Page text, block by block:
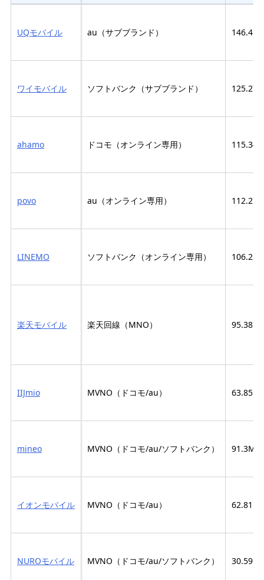
UQモバイル au（サブブランド）
ワイモバイル ソフトバンク（サブブランド）
ahamo ドコモ（オンライン専用）
povo au（オンライン専用）
LINEMO ソフトバンク（オンライン専用）
楽天モバイル 楽天回線（MNO）
IIJmio MVNO（ドコモ/au）
mineo MVNO（ドコモ/au/ソフトバンク）
イオンモバイル MVNO（ドコモ/au）
NUROモバイル MVNO（ドコモ/au/ソフトバンク）